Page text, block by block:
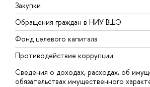
Закупки
Обращения граждан в НИУ ВШЭ
Фонд целевого капитала
Противодействие коррупции
Сведения о доходах, расходах, об
обязательствах имущественного